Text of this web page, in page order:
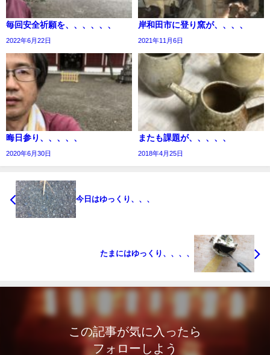
毎回安全祈願を、、、、、、
2022年6月22日
岸和田市に登り窯が、、、、
2021年11月6日
晦日参り、、、、、
2020年6月30日
またも課題が、、、、、
2018年4月25日
今日はゆっくり、、、
たまにはゆっくり、、、、
この記事が気に入ったら
フォローしよう